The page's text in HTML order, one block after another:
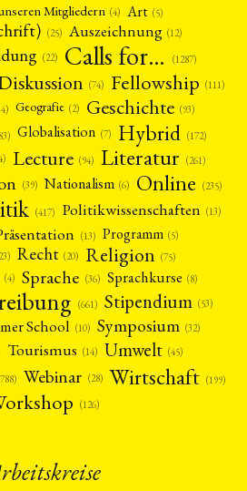
Mitgliedern (4) Art (5)
(25) Auszeichnung (12)
(22) Calls for… (1287)
(74) Fellowship (111)
Geografie (2) Geschichte (93)
Globalisation (7) Hybrid (172)
Lecture (94) Literatur (261)
(39) Nationalism (6) Online (235)
(417) Politikwissenschaften (13)
(13) Programm (5)
Recht (20) Religion (75)
(4) Sprache (36) Sprachkurse (8)
(661) Stipendium (53)
School (10) Symposium (32)
Tourismus (14) Umwelt (45)
Webinar (28) Wirtschaft (199)
(126)